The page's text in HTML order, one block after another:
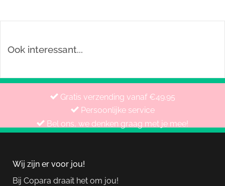
Ook interessant...
Gratis verzending vanaf €49.95
Persoonlijke service
Bel ons, we denken graag met je mee!
Wij zijn er voor jou!
Bij Copara draait het om jou!